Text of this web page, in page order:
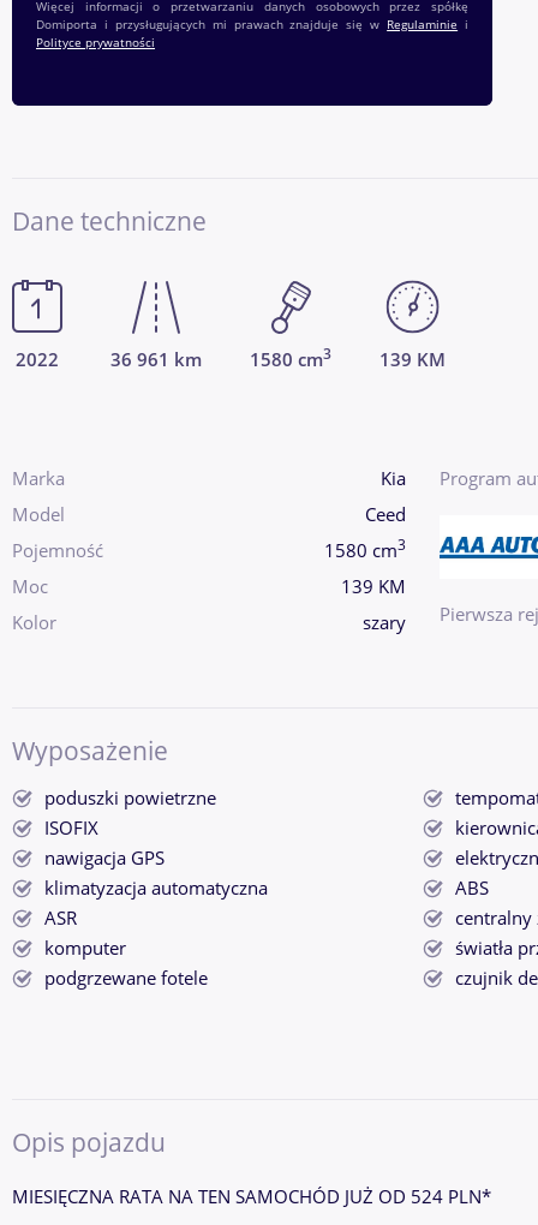
Więcej informacji o przetwarzaniu danych osobowych przez spółkę
Domiporta i przysługujących mi prawach znajduje się w Regulaminie i
Polityce prywatności
Dane techniczne
2022 36 961 km 1580 cm3 139 KM
Marka
Kia
Model
Ceed
Pojemność
1580 cm3
Moc
139 KM
Kolor
szary
Program
Pierwsza
Wyposażenie
poduszki powietrzne
ISOFIX
nawigacja GPS
klimatyzacja automatyczna
ABS
ASR
centralny
komputer
światła
podgrzewane fotele
czujnik
Opis pojazdu
MIESIĘCZNA RATA NA TEN SAMOCHÓD JUŻ OD 524 PLN*